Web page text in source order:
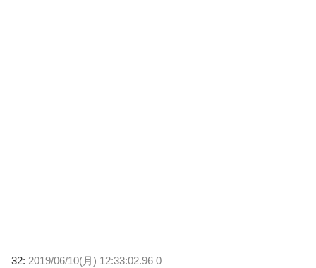
32: 2019/06/10(月) 12:33:02.96 0